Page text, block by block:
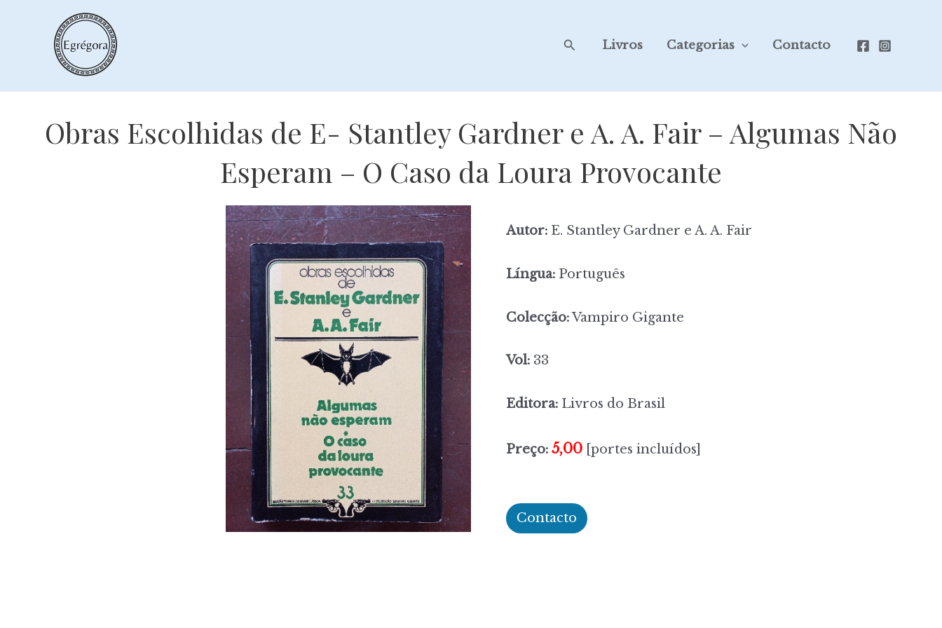
SearchLivros Categorias Contacto
Obras Escolhidas de E- Stantley Gardner e A. A. Fair – Algumas Não
Esperam – O Caso da Loura Provocante
Autor: E. Stantley Gardner e A. A. Fair
Língua: Português
Colecção:Vampiro Gigante
Vol: 33
Editora: Livros do Brasil
Preço: 5,00 [portes incluídos]
Contacto